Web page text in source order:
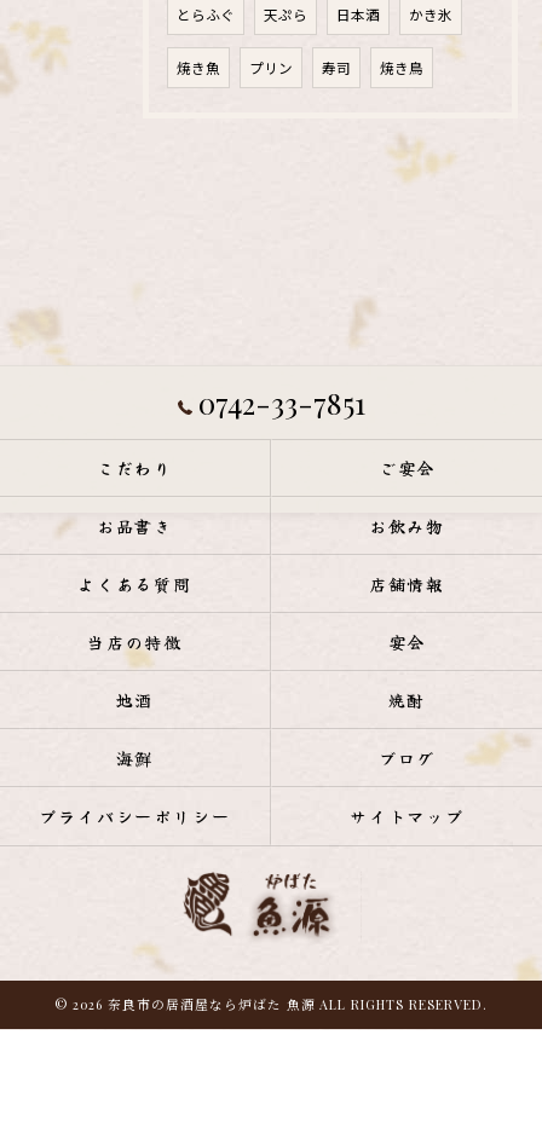
とらふぐ 天ぷら 日本酒 かき氷
焼き魚 プリン 寿司 焼き鳥
0742-33-7851
こだわり ご宴会
お品書き お飲み物
よくある質問 店舗情報
当店の特徴 宴会
地酒 焼酎
海鮮 ブログ
プライバシーポリシー サイトマップ
© 2026 奈良市の居酒屋なら炉ばた 魚源 ALL RIGHTS RESERVED.